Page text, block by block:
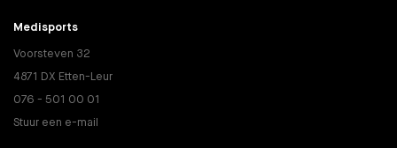
Medisports
Voorsteven 32
4871 DX Etten-Leur
076 - 501 00 01
Stuur een e-mail